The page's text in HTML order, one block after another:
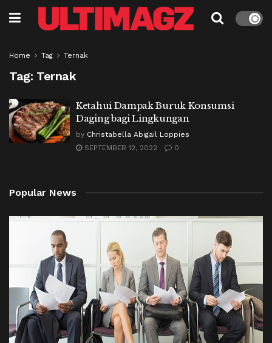
Home Tag Ternak
Tag: Ternak
Ketahui Dampak Buruk Konsumsi
Daging bagi Lingkungan
by Christabella Abigail Loppies
SEPTEMBER 12, 2022
0
Popular News